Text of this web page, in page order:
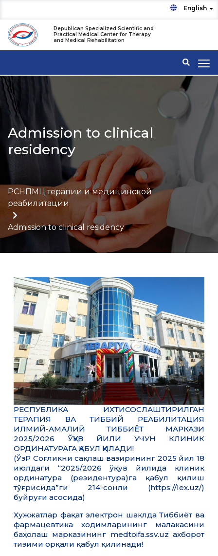
English
Republican Specialized Scientific and
Practical Medical Center for Therapy
and Medical Rehabilitation
Admission to clinical
residency
РСНПМЦ терапии и медицинской
реабилитации
Admission to clinical residency
РЕСПУБЛИКА ИХТИСОСЛАШТИРИЛГАН
ТЕРАПИЯ ВА ТИББИЙ РЕАБИЛИТАЦИЯ
ИЛМИЙ-АМАЛИЙ ТИББИЁТ МАРКАЗИ
2025/2026 ЎҚУВ ЙИЛИ УЧУН КЛИНИК
ОРДИНАТУРАГА ҚАБУЛ ҚИЛАДИ!
(ЎзР Соғликни сақлаш вазирининг 2025 йил 18
июлдаги “2025/2026 ўқув йилида клиник
ординатура (резидентура)га қабул қилиш
тўғрисида”ги 214-сонли (https://lex.uz/)
буйруғи асосида)
Хужжатлар фақат электрон шаклда Тиббиёт ва
фармацевтика ходимларининг малакасини
баҳолаш марказининг medtoifa.ssv.uz ахборот
тизими орқали қабул қилинади!